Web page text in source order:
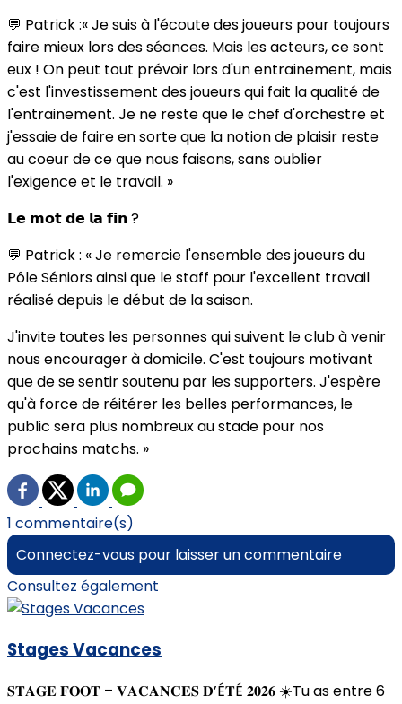
💬 Patrick :« Je suis à l'écoute des joueurs pour toujours
faire mieux lors des séances. Mais les acteurs, ce sont
eux ! On peut tout prévoir lors d'un entrainement, mais
c'est l'investissement des joueurs qui fait la qualité de
l'entrainement. Je ne reste que le chef d'orchestre et
j'essaie de faire en sorte que la notion de plaisir reste
au coeur de ce que nous faisons, sans oublier
l'exigence et le travail. »
𝗟𝗲 𝗺𝗼𝘁 𝗱𝗲 𝗹𝗮 𝗳𝗶𝗻 ?
💬 Patrick : « Je remercie l'ensemble des joueurs du
Pôle Séniors ainsi que le staff pour l'excellent travail
réalisé depuis le début de la saison.
J'invite toutes les personnes qui suivent le club à venir
nous encourager à domicile. C'est toujours motivant
que de se sentir soutenu par les supporters. J'espère
qu'à force de réitérer les belles performances, le
public sera plus nombreux au stade pour nos
prochains matchs. »
1 commentaire(s)
Connectez-vous pour laisser un commentaire
Consultez également
Stages Vacances
𝐒𝐓𝐀𝐆𝐄 𝐅𝐎𝐎𝐓 – 𝐕𝐀𝐂𝐀𝐍𝐂𝐄𝐒 𝐃’É𝐓É 𝟐𝟎𝟐𝟔 ☀️Tu as entre 6